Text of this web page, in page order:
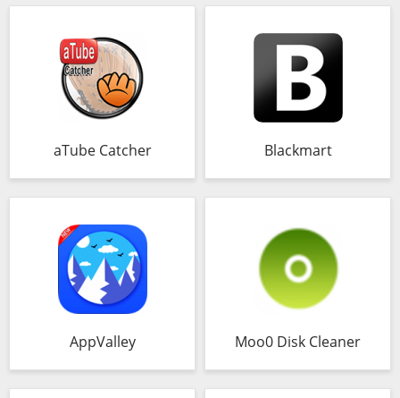
aTube Catcher Blackmart
AppValley Moo0 Disk Cleaner